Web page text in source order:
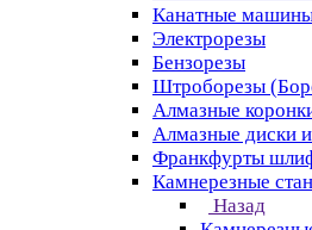
Канатные
Электрорезы
Бензорезы
Штроборезы
Алмазные
Алмазные диски
Франкфурты
Камнерезные
Назад